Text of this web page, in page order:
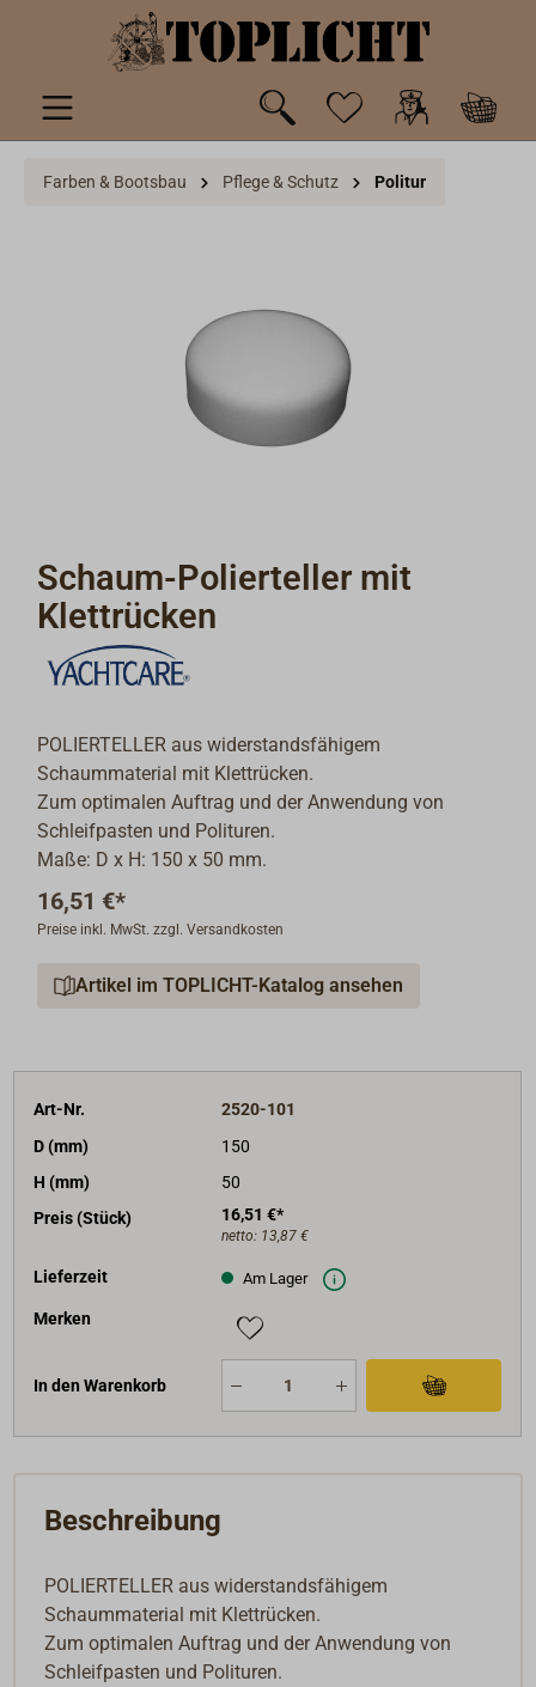
springen
Farben & Bootsbau Pflege & Schutz Politur
Schaum-Polierteller mit
Klettrücken
POLIERTELLER aus widerstandsfähigem
Schaummaterial mit Klettrücken.
Zum optimalen Auftrag und der Anwendung von
Schleifpasten und Polituren.
Maße: D x H: 150 x 50 mm.
16,51 €*
Preise inkl. MwSt. zzgl. Versandkosten
Artikel im TOPLICHT-Katalog ansehen
Art-Nr.
2520-101
D (mm)
150
H (mm)
50
Preis (Stück)
16,51 €*
netto: 13,87 €
Lieferzeit Am Lager
Merken
In den Warenkorb
Beschreibung
POLIERTELLER aus widerstandsfähigem
Schaummaterial mit Klettrücken.
Zum optimalen Auftrag und der Anwendung von
Schleifpasten und Polituren.